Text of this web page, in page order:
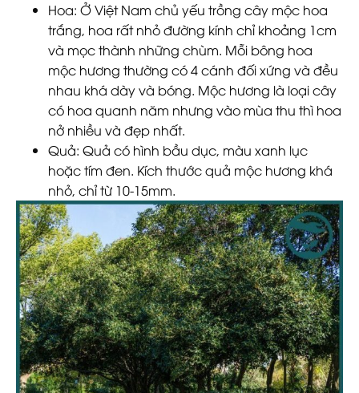
Hoa: Ở Việt Nam chủ yếu trồng cây mộc hoa
trắng, hoa rất nhỏ đường kính chỉ khoảng 1cm
và mọc thành những chùm. Mỗi bông hoa
mộc hương thường có 4 cánh đối xứng và đều
nhau khá dày và bóng. Mộc hương là loại cây
có hoa quanh năm nhưng vào mùa thu thì hoa
nở nhiều và đẹp nhất.
Quả: Quả có hình bầu dục, màu xanh lục
hoặc tím đen. Kích thước quả mộc hương khá
nhỏ, chỉ từ 10-15mm.